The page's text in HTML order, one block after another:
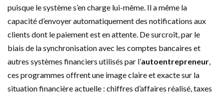
puisque le système s’en charge lui-même. Il a même la
capacité d’envoyer automatiquement des notifications aux
clients dont le paiement est en attente. De surcroît, par le
biais de la synchronisation avec les comptes bancaires et
autres systèmes financiers utilisés par l’autoentrepreneur
ces programmes offrent une image claire et exacte sur la
situation financière actuelle : chiffres d’affaires réalisé, taxes